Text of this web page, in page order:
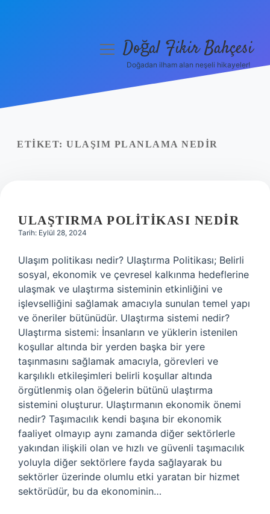
Yasal Uyarı
menüyüDoğal Fikir Bahçesi
Doğadan ilham alan neşeli hikayeler!
ETIKET: ULAŞIM PLANLAMA NEDIR
ULAŞTIRMA POLITIKASI NEDIR
Tarih: Eylül 28, 2024
Ulaşım politikası nedir? Ulaştırma Politikası; Belirli
sosyal, ekonomik ve çevresel kalkınma hedeflerine
ulaşmak ve ulaştırma sisteminin etkinliğini ve
işlevselliğini sağlamak amacıyla sunulan temel yapı
ve öneriler bütünüdür. Ulaştırma sistemi nedir?
Ulaştırma sistemi: İnsanların ve yüklerin istenilen
koşullar altında bir yerden başka bir yere
taşınmasını sağlamak amacıyla, görevleri ve
karşılıklı etkileşimleri belirli koşullar altında
örgütlenmiş olan öğelerin bütünü ulaştırma
sistemini oluşturur. Ulaştırmanın ekonomik önemi
nedir? Taşımacılık kendi başına bir ekonomik
faaliyet olmayıp aynı zamanda diğer sektörlerle
yakından ilişkili olan ve hızlı ve güvenli taşımacılık
yoluyla diğer sektörlere fayda sağlayarak bu
sektörler üzerinde olumlu etki yaratan bir hizmet
sektörüdür, bu da ekonominin…